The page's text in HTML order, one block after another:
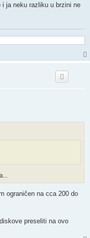
ja neku razliku u brzini ne
ograničen na cca 200 do
preseliti na ovo